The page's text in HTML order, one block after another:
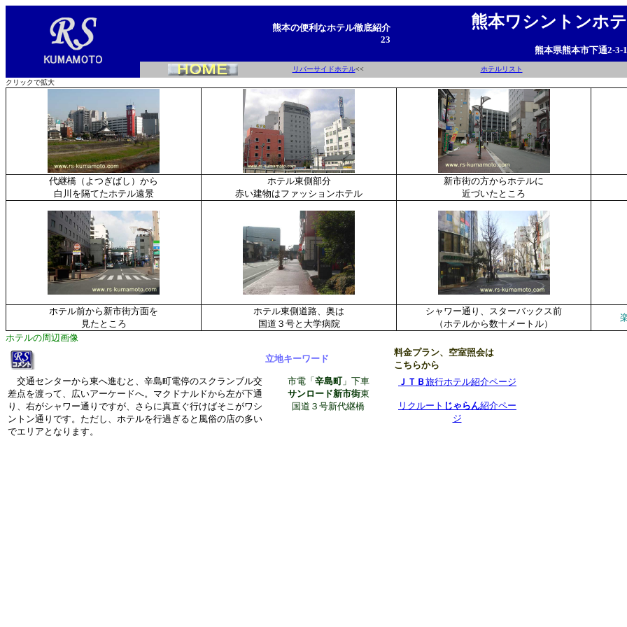
熊本の便利なホテル徹底紹介
23
熊本ワシントンホ
熊本県熊本市下通2-3-
リバーサイドホテル<< ホテルリスト
クリックで拡大
代継橋（よつぎばし）から
白川を隔てたホテル遠景
ホテル東側部分
赤い建物はファッションホテル
新市街の方からホテルに
近づいたところ
ホテル前から新市街方面を
見たところ
ホテル東側道路、奥は
国道３号と大学病院
シャワー通り、スターバックス前
（ホテルから数十メートル）
ホテルの周辺画像
立地キーワード
料金プラン、空室照会は
こちらから
交通センターから東へ進むと、辛島町電停のスクランブル交
差点を渡って、広いアーケードへ。マクドナルドから左が下通
り、右がシャワー通りですが、さらに真直ぐ行けばそこがワシ
ントン通りです。ただし、ホテルを行過ぎると風俗の店の多い
でエリアとなります。
市電「 辛島町」下車
サンロード新市街東
国道３号新代継橋
ＪＴＢ旅行ホテル紹介ページ
リクルート じゃらん紹介ペー
ジ